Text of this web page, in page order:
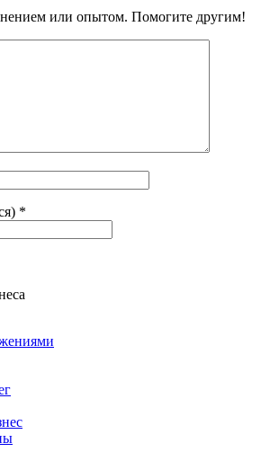
или опытом. Помогите другим!
*